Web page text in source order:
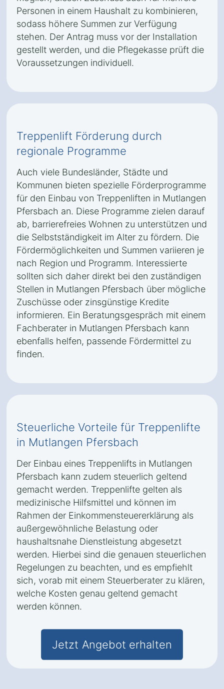
Personen in einem Haushalt zu kombinieren,
sodass höhere Summen zur Verfügung
stehen. Der Antrag muss vor der Installation
gestellt werden, und die Pflegekasse prüft die
Voraussetzungen individuell.
Treppenlift Förderung durch
regionale Programme
Auch viele Bundesländer, Städte und
Kommunen bieten spezielle Förderprogramme
für den Einbau von Treppenliften in Mutlangen
Pfersbach an. Diese Programme zielen darauf
ab, barrierefreies Wohnen zu unterstützen und
die Selbstständigkeit im Alter zu fördern. Die
Fördermöglichkeiten und Summen variieren je
nach Region und Programm. Interessierte
sollten sich daher direkt bei den zuständigen
Stellen in Mutlangen Pfersbach über mögliche
Zuschüsse oder zinsgünstige Kredite
informieren. Ein Beratungsgespräch mit einem
Fachberater in Mutlangen Pfersbach kann
ebenfalls helfen, passende Fördermittel zu
finden.
Steuerliche Vorteile für Treppenlifte
in Mutlangen Pfersbach
Der Einbau eines Treppenlifts in Mutlangen
Pfersbach kann zudem steuerlich geltend
gemacht werden. Treppenlifte gelten als
medizinische Hilfsmittel und können im
Rahmen der Einkommensteuererklärung als
außergewöhnliche Belastung oder
haushaltsnahe Dienstleistung abgesetzt
werden. Hierbei sind die genauen steuerlichen
Regelungen zu beachten, und es empfiehlt
sich, vorab mit einem Steuerberater zu klären,
welche Kosten genau geltend gemacht
werden können.
Jetzt Angebot erhalten